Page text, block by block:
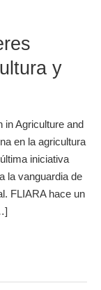
y
in Agriculture and
en la agricultura
iniciativa
la vanguardia de
FLIARA hace un